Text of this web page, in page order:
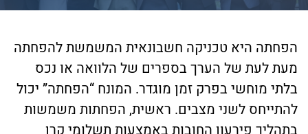
הפחתה היא טכניקה חשבונאית המשמשת להפחתה
מעת לעת של הערך בספרים של הלוואה או נכס
בלתי מוחשי בפרק זמן מוגדר. המונח “הפחתה” יכול
להתייחס לשני מצבים. ראשית, הפחתות משמשות